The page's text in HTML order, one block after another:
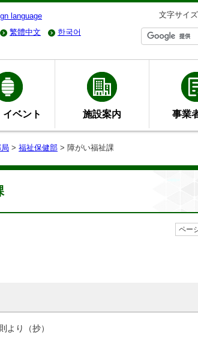
language 文字サイズ
繁體中文 한국어
ベント 施設案内 事業
> 福祉保健部 > 障がい福祉課
ペー
より（抄）